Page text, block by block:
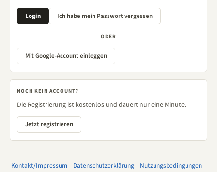
ODER
Mit Google-Account einloggen
NOCH KEIN ACCOUNT?
Die Registrierung ist kostenlos und dauert nur eine Minute.
Jetzt registrieren
Kontakt/Impressum– Datenschutzerklärung– Nutzungsbedingungen–